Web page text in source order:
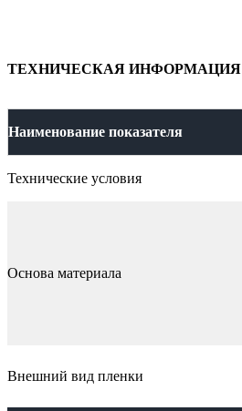
ТЕХНИЧЕСКАЯ ИНФОРМАЦИЯ
Наименование показателя
Технические условия
Основа материала
Внешний вид пленки